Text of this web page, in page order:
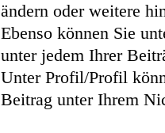
ändern oder weitere
Ebenso können Sie
unter jedem Ihrer
Unter Profil/Profil
Beitrag unter Ihrem